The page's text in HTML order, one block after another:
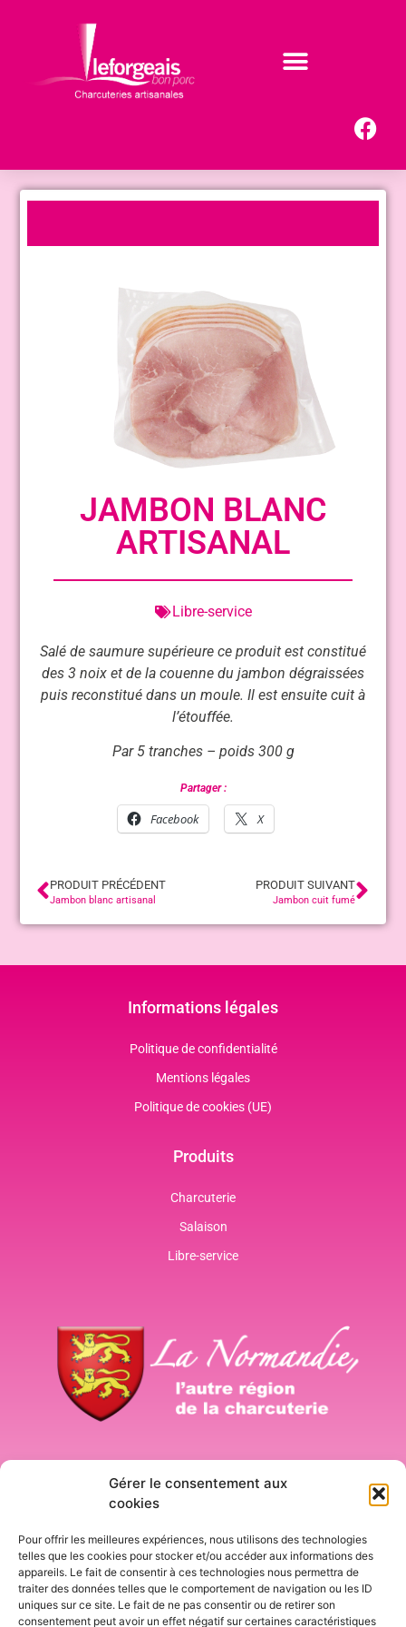
Gérer le consentement aux
cookies
Pour offrir les meilleures expériences, nous utilisons des technologies
telles que les cookies pour stocker et/ou accéder aux informations des
appareils. Le fait de consentir à ces technologies nous permettra de
traiter des données telles que le comportement de navigation ou les ID
uniques sur ce site. Le fait de ne pas consentir ou de retirer son
consentement peut avoir un effet négatif sur certaines caractéristiques
JAMBON BLANC
ARTISANAL
Libre-service
Salé de saumure supérieure ce produit est constitué
des 3 noix et de la couenne du jambon dégraissées
puis reconstitué dans un moule. Il est ensuite cuit à
l’étouffée.
Par 5 tranches – poids 300 g
Partager :
Facebook X
PRODUIT PRÉCÉDENT
Jambon blanc artisanal
PRODUIT SUIVANT
Jambon cuit fumé
Connexion
Produits
Charcuterie
Salaison
Libre-service
Informations légales
Politique de confidentialité
Mentions légales
Politique de cookies (UE)